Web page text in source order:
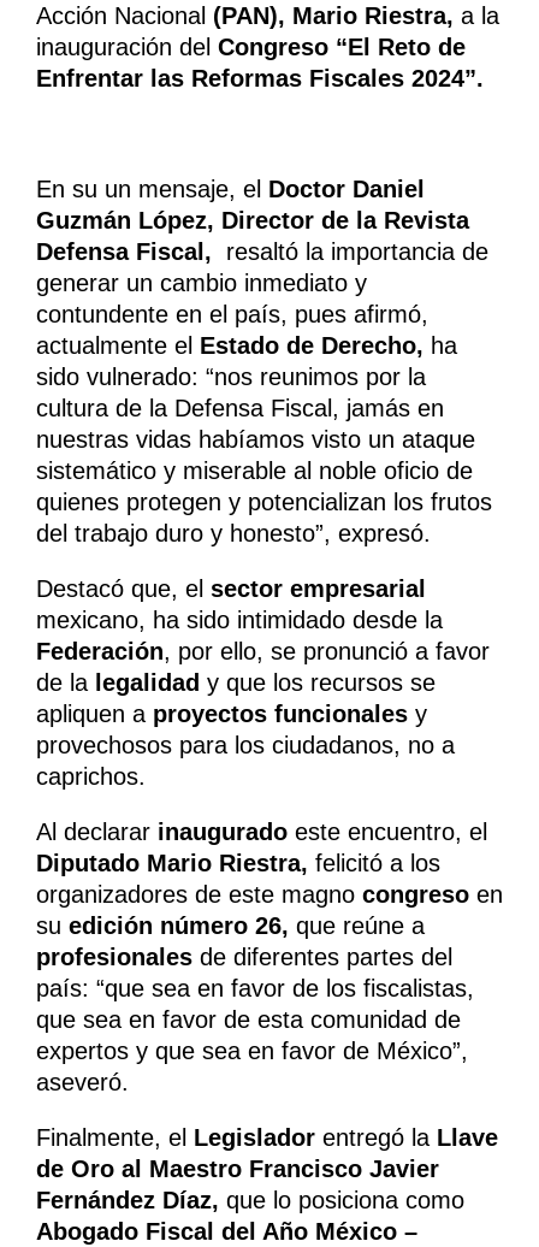
Acción Nacional (PAN), Mario Riestra, a la
inauguración del Congreso “El Reto de
Enfrentar las Reformas Fiscales 2024”.
En su un mensaje, el Doctor Daniel
Guzmán López, Director de la Revista
Defensa Fiscal, resaltó la importancia de
generar un cambio inmediato y
contundente en el país, pues afirmó,
actualmente el Estado de Derecho, ha
sido vulnerado: “nos reunimos por la
cultura de la Defensa Fiscal, jamás en
nuestras vidas habíamos visto un ataque
sistemático y miserable al noble oficio de
quienes protegen y potencializan los frutos
del trabajo duro y honesto”, expresó.
Destacó que, el sector empresarial
mexicano, ha sido intimidado desde la
Federación, por ello, se pronunció a favor
de la legalidad y que los recursos se
apliquen a proyectos funcionales y
provechosos para los ciudadanos, no a
caprichos.
Al declarar inaugurado este encuentro, el
Diputado Mario Riestra, felicitó a los
organizadores de este magno congreso en
su edición número 26, que reúne a
profesionales de diferentes partes del
país: “que sea en favor de los fiscalistas,
que sea en favor de esta comunidad de
expertos y que sea en favor de México”,
aseveró.
Finalmente, el Legislador entregó la Llave
de Oro al Maestro Francisco Javier
Fernández Díaz, que lo posiciona como
Abogado Fiscal del Año México –